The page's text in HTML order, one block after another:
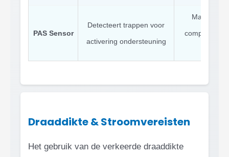
PAS Sensor
Detecteert trappen voor
activering ondersteuning
Draaddikte & Stroomvereisten
Het gebruik van de verkeerde draaddikte